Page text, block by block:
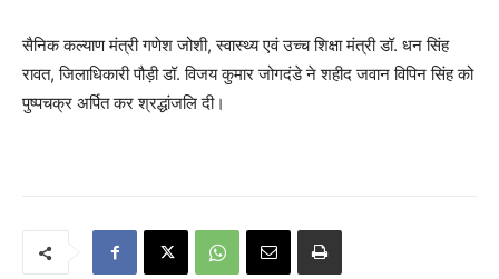
सैनिक कल्याण मंत्री गणेश जोशी, स्वास्थ्य एवं उच्च शिक्षा मंत्री डॉ. धन सिंह
रावत, जिलाधिकारी पौड़ी डॉ. विजय कुमार जोगदंडे ने शहीद जवान विपिन सिंह को
पुष्पचक्र अर्पित कर श्रद्धांजलि दी।